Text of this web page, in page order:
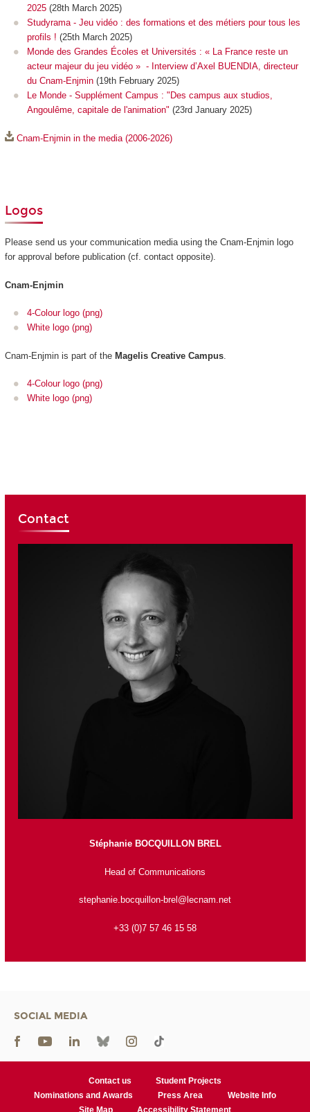
2025 (28th March 2025)
Studyrama - Jeu vidéo : des formations et des métiers pour tous les
profils ! (25th March 2025)
Monde des Grandes Écoles et Universités : « La France reste un
acteur majeur du jeu vidéo » - Interview d’Axel BUENDIA, directeur
du Cnam-Enjmin (19th February 2025)
Le Monde - Supplément Campus : "Des campus aux studios,
Angoulême, capitale de l'animation" (23rd January 2025)
Cnam-Enjmin in the media (2006-2026)
Logos
Please send us your communication media using the Cnam-Enjmin logo
for approval before publication (cf. contact opposite).
Cnam-Enjmin
4-Colour logo (png)
White logo (png)
Cnam-Enjmin is part of the Magelis Creative Campus.
4-Colour logo (png)
White logo (png)
Contact
Stéphanie BOCQUILLON BREL
Head of Communications
stephanie.bocquillon-brel@lecnam.net
+33 (0)7 57 46 15 58
SOCIAL MEDIA
Contact us
Student Projects
Nominations and Awards
Press Area
Website Info